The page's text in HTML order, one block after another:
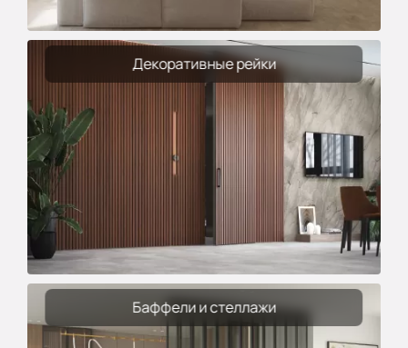
Декоративные рейки
Баффели и стеллажи